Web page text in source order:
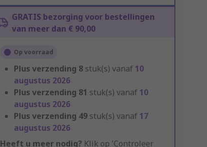
GRATIS bezorging voor bestellingen
van meer dan € 90,00
Op voorraad
Plus verzending 8 stuk(s) vanaf 10
augustus 2026
Plus verzending 81 stuk(s) vanaf 10
augustus 2026
Plus verzending 49 stuk(s) vanaf 17
augustus 2026
Heeft u meer nodig? Klik op 'Controleer